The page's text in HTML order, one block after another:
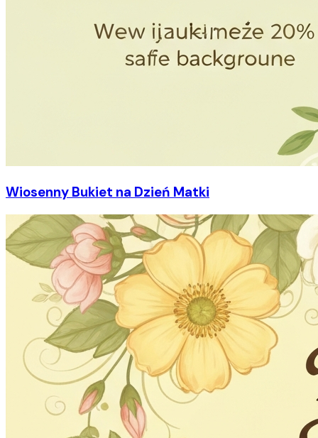
Wiosenny Bukiet na Dzień Matki